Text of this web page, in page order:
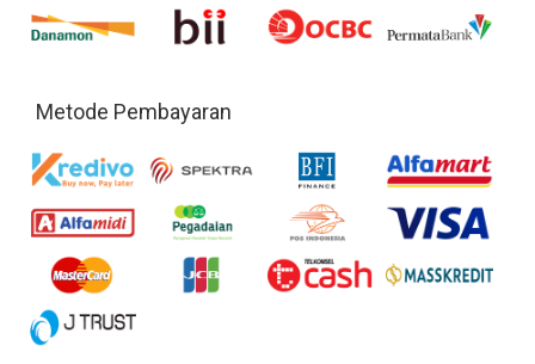
Metode Pembayaran